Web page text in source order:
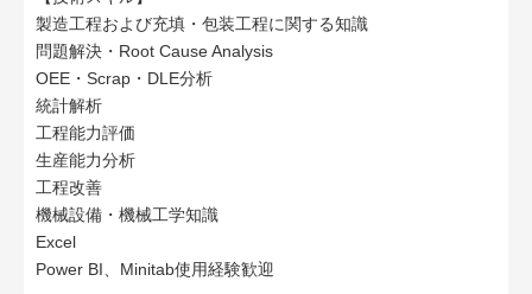
製造工程および充填・包装工程に関する知識
問題解決・Root Cause Analysis
OEE・Scrap・DLE分析
統計解析
工程能力評価
生産能力分析
工程改善
機械設備・機械工学知識
Excel
Power BI、Minitab使用経験歓迎